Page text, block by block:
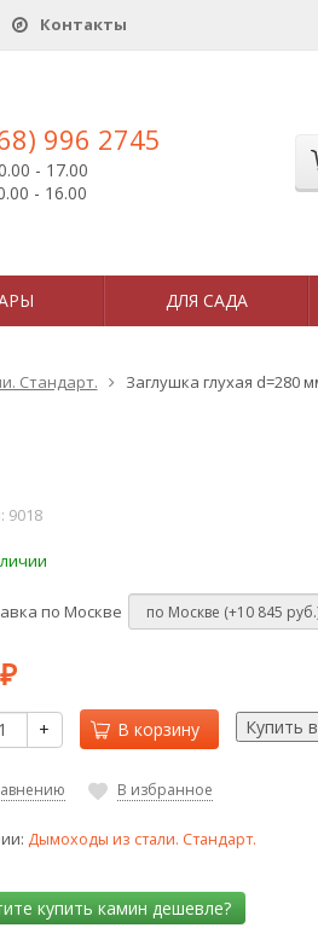
Контакты
996 2745
- 17.00
- 16.00
ДЛЯ САДА
Стандарт. Заглушка глухая d=280
9018
по Москве
₽
+ В корзину
В избранное
Дымоходы из стали. Стандарт.